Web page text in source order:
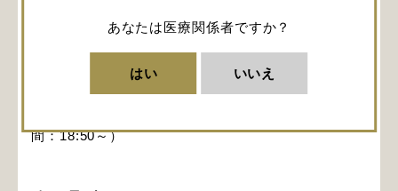
あなたは医療関係者ですか？
はい いいえ
間：18:50～）